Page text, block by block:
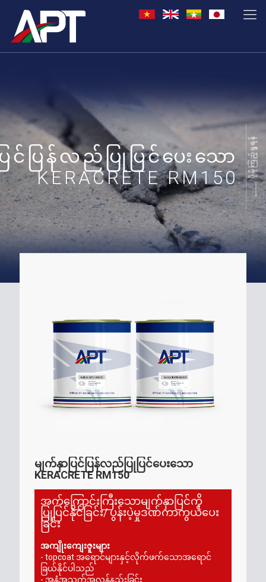
မျက်နှာပြင်ပြန်လည်ပြုပြင်ပေးသော
KERACRETE RM150
အက်ကြောင်းကြီးသောမျက်နှာပြင်ကို
ပြုပြင်နိုင်ခြင်း/ ပွန်းပဲ့မှုဒဏ်ကာကွယ်ပေး
ခြင်း
အကျိုးကျေးဇူးများ
- topcoat အရောင်များနှင့်လိုက်ဖက်သောအရောင်
ခြယ်နိုင်ပါသည်
- အနံ့အသက်အလွန်နည်းခြင်း